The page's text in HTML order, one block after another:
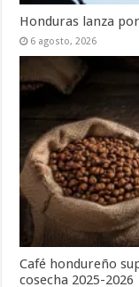
Honduras lanza
6 agosto, 2026
Café hondureño
cosecha 2025-2026